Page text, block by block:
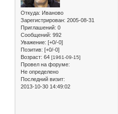
Откуда: Иваново
Зарегистрирован: 2005-08-31
Приглашений: 0
Сообщений: 992
Уважение: [+0/-0]
Позитив: [+0/-0]
Возраст: 64 [1961-09-15]
Провел на форуме:
Не определено
Последний визит:
2013-10-30 14:49:02